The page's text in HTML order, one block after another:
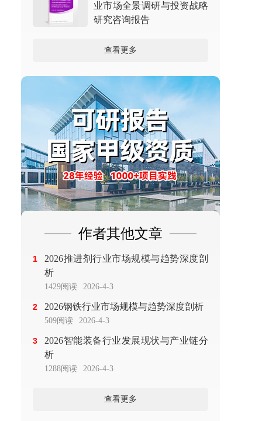
业市场全景调研与投资战略
研究咨询报告
查看更多
作者其他文章
1
2026推进剂行业市场规模与趋势深度剖
析
1429阅读 2026-4-3
2 2026钢铁行业市场规模与趋势深度剖析
509阅读 2026-4-3
3
2026智能装备行业发展现状与产业链分
析
1288阅读 2026-4-3
查看更多